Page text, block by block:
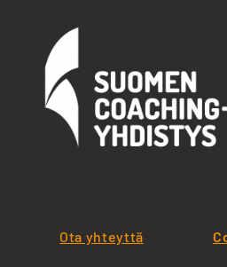
Ota yhteyttä